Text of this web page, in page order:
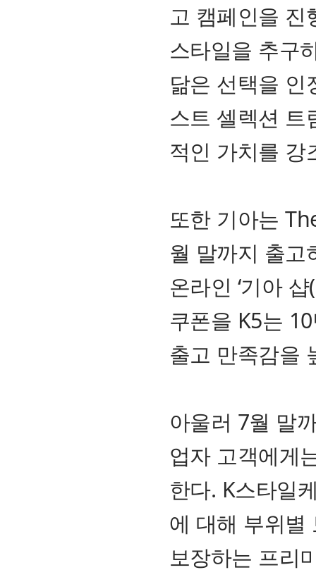
고 캠페인을 진
스타일을 추구
닮은 선택을
스트 셀렉션 트
적인 가치를 강
또한 기아는
월 말까지 출고
온라인 ‘기아
쿠폰을 K5는
출고 만족감을
아울러 7월 말
업자 고객에게
한다. K스타일
에 대해 부위별
보장하는 프리